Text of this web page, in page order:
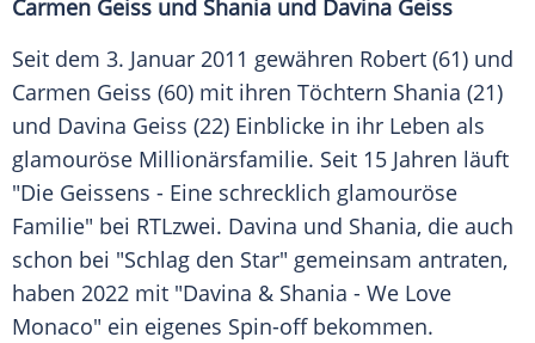
Carmen Geiss und Shania und Davina Geiss
Seit dem 3. Januar 2011 gewähren Robert (61) und
Carmen Geiss (60) mit ihren Töchtern Shania (21)
und Davina Geiss (22) Einblicke in ihr Leben als
glamouröse Millionärsfamilie. Seit 15 Jahren läuft
"Die Geissens - Eine schrecklich glamouröse
Familie" bei RTLzwei. Davina und Shania, die auch
schon bei "Schlag den Star" gemeinsam antraten,
haben 2022 mit "Davina & Shania - We Love
Monaco" ein eigenes Spin-off bekommen.